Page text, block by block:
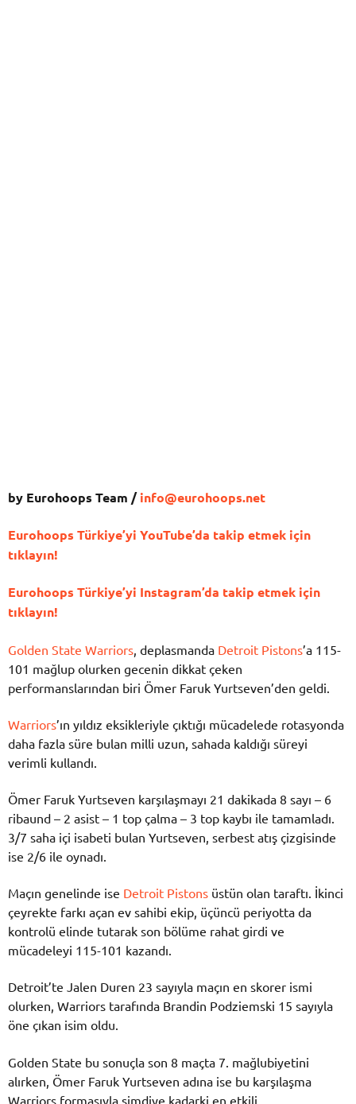
by Eurohoops Team /info@eurohoops.net
Eurohoops Türkiye’yi YouTube’da takip etmek için
tıklayın!
Eurohoops Türkiye’yi Instagram’da takip etmek için
tıklayın!
Golden State Warriors , deplasmanda Detroit Pistons’a 115-
101 mağlup olurken gecenin dikkat çeken
performanslarından biri Ömer Faruk Yurtseven’den geldi.
Warriors’ın yıldız eksikleriyle çıktığı mücadelede rotasyonda
daha fazla süre bulan milli uzun, sahada kaldığı süreyi
verimli kullandı.
Ömer Faruk Yurtseven karşılaşmayı 21 dakikada 8 sayı – 6
ribaund – 2 asist – 1 top çalma – 3 top kaybı ile tamamladı.
3/7 saha içi isabeti bulan Yurtseven, serbest atış çizgisinde
ise 2/6 ile oynadı.
Maçın genelinde ise Detroit Pistons üstün olan taraftı. İkinci
çeyrekte farkı açan ev sahibi ekip, üçüncü periyotta da
kontrolü elinde tutarak son bölüme rahat girdi ve
mücadeleyi 115-101 kazandı.
Detroit’te Jalen Duren 23 sayıyla maçın en skorer ismi
olurken, Warriors tarafında Brandin Podziemski 15 sayıyla
öne çıkan isim oldu.
Golden State bu sonuçla son 8 maçta 7. mağlubiyetini
alırken, Ömer Faruk Yurtseven adına ise bu karşılaşma
Warriors formasıyla şimdiye kadarki en etkili